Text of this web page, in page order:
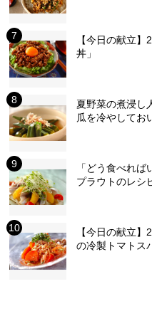
【今日の献立
丼」
夏野菜の煮浸し
瓜を冷やしてお
「どう食べれ
プラウトのレシ
【今日の献立
の冷製トマトス